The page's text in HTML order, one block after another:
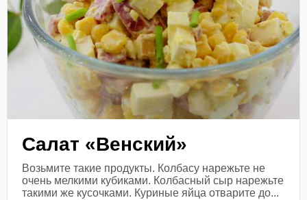
Салат «Венский»
Возьмите такие продукты. Колбасу нарежьте не
очень мелкими кубиками. Колбасный сыр нарежьте
такими же кусочками. Куриные яйца отварите до...